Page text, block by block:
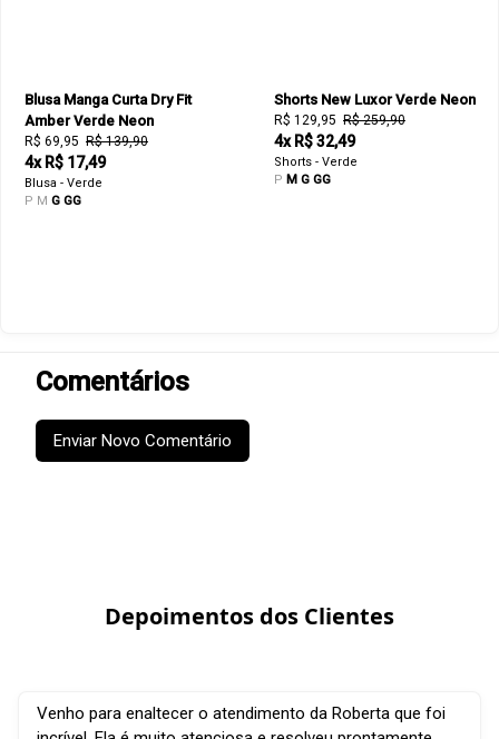
Blusa Manga Curta Dry Fit
Amber Verde Neon
R$ 69,95 R$ 139,90
4x R$ 17,49
Blusa - Verde
P M G GG
Shorts New Luxor Verde Neon
R$ 129,95 R$ 259,90
4x R$ 32,49
Shorts - Verde
P M G GG
Comentários
Enviar Novo Comentário
Depoimentos dos Clientes
Venho para enaltecer o atendimento da Roberta que foi